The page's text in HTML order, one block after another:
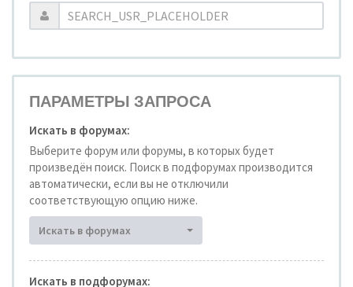
ПАРАМЕТРЫ ЗАПРОСА
Искать в форумах:
Выберите форум или форумы, в которых будет
произведён поиск. Поиск в подфорумах производится
автоматически, если вы не отключили
соответствующую опцию ниже.
Искать в форумах
Искать в подфорумах: